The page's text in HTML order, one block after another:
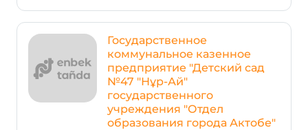
Государственное
коммунальное казенное
предприятие "Детский сад
№47 "Нұр-Ай"
государственного
учреждения "Отдел
образования города Актобе"